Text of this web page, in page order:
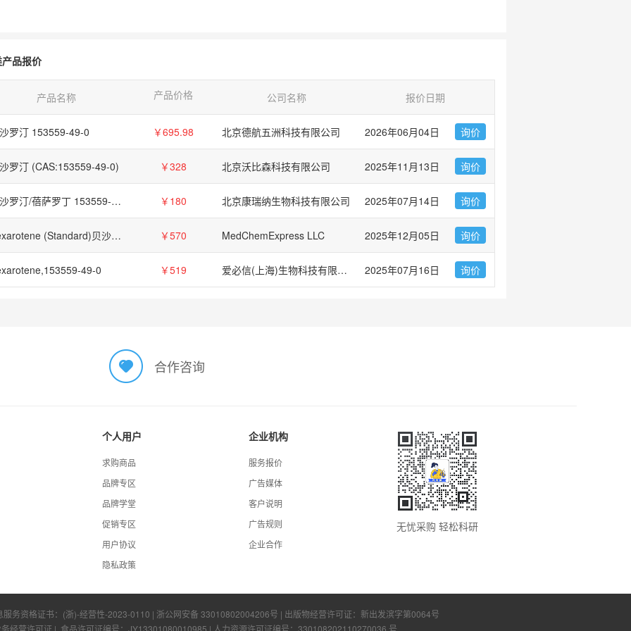
品报价
产品名称 产品价格 公司名称 报价日期
罗汀 153559-49-0 ￥695.98 北京德航五洲科技有限公司 2026年06月04日 询价
罗汀 (CAS:153559-49-0) ￥328 北京沃比森科技有限公司 2025年11月13日 询价
贝沙罗汀/蓓萨罗丁 153559-49-0 ￥180 北京康瑞纳生物科技有限公司 2025年07月14日 询价
Bexarotene (Standard)贝沙罗汀(Standard),153559-49-0 ￥570 MedChemExpress LLC 2025年12月05日 询价
49-0 ￥519 爱必信(上海)生物科技有限公司 2025年07月16日 询价
合作咨询
个人用户
求购商品
品牌专区
品牌学堂
促销专区
用户协议
隐私政策
企业机构
服务报价
广告媒体
客户说明
广告规则
企业合作
无忧采购 轻松科研
务资格证书： (浙)-经营性-2023-0110 | 浙公网安备 33010802004206号 | 出版物经营许可证： 新出发滨字第0064号
经营许可证 | 食品许可证编号： JY13301080010985 | 人力资源许可证编号： 330108202110270036 号